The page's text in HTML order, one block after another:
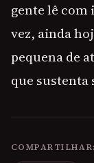
gente lê com
vez, ainda
pequena de
que sustenta
COMPARTILHAR: